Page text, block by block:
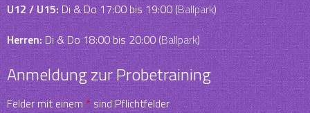
U12 / U15: Di & Do 17:00 bis 19:00 (Ballpark)
Herren:Di & Do 18:00 bis 20:00 (Ballpark)
Anmeldung zur Probetraining
Felder mit einem * sind Pflichtfelder